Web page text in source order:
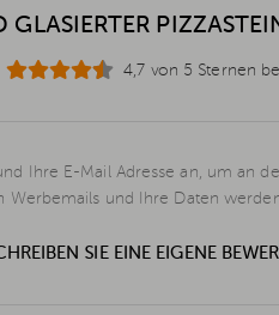
GLASIERTER
4,7 von 5 Sternen
Ihre E-Mail Adresse an, um
und Ihre Daten
SIE EINE EIGENE